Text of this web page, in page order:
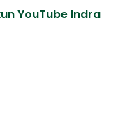
YouTube Indra